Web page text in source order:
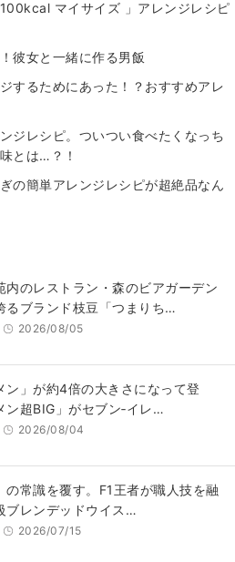
マイサイズ 」アレンジレシピ
彼女と一緒に作る男飯
するためにあった！？おすすめアレ
ジレシピ。ついつい食べたくなっち
とは…？！
の簡単アレンジレシピが超絶品なん
内のレストラン・森のビアガーデン
るブランド枝豆「つまりち…
2026/08/05
ン」が約4倍の大きさになって登
ン超BIG」がセブン‐イレ…
2026/08/04
の常識を覆す。F1王者が職人技を融
ブレンデッドウイス…
2026/07/15